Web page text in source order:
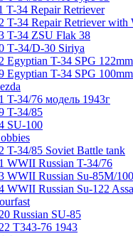
T-34 Repair Retriever
T-34 Repair Retriever with
T-34 ZSU Flak 38
Т-34/D-30 Siriya
Egyptian T-34 SPG 122mm
Egyptian T-34 SPG 100mm
T-34/76 модель 1943г
T-34/85
SU-100
T-34/85 Soviet Battle tank
WWII Russian T-34/76
WWII Russian Su-85M/
WWII Russian Su-122
Russian SU-85
T343-76 1943